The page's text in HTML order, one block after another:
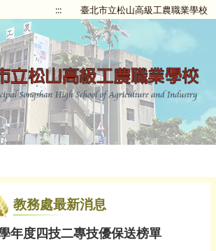
::: 臺北市立松山高級工農職業學校
教務處最新消息
年度四技二專技優保送榜單